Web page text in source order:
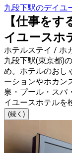
九段下駅のデイユ
【仕事を
イユースホ
ホテルステイ / ホ
九段下駅(東京都)
め。ホテルのおし
ーションやホカン
泉・プール・スパ
イユースホテルを
(続く)